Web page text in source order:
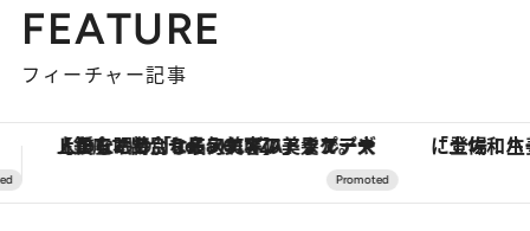
FEATURE
フィーチャー記事
「土佐和ハーブかき氷」がOMO7高知に登場！生姜、山椒、大葉など目にも舌にも涼を呼ぶ郷土の味